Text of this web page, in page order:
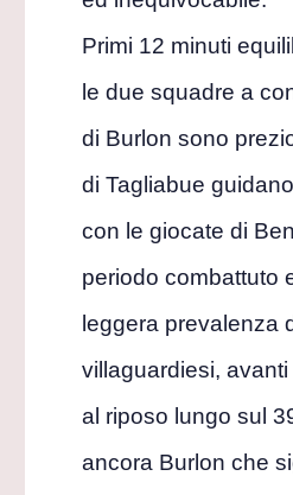
Primi 12 minuti
le due squadre a
di Burlon sono
di Tagliabue
con le giocate di
periodo combattuto
leggera prevalenza
villaguardiesi,
al riposo lungo sul
ancora Burlon che